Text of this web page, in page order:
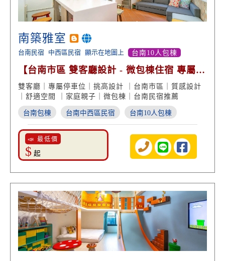
南築雅室
台南民宿 中西區民宿 顯示在地圖上 台南10人包棟
【台南市區 雙客廳設計 - 微包棟住宿 專屬車
位】
雙客廳｜專屬停車位｜挑高設計 ｜台南市區｜質感設計
｜舒適空間 ｜家庭親子｜微包棟｜台南民宿推薦
台南包棟 台南中西區民宿 台南10人包棟
📣 最低價
$ 起